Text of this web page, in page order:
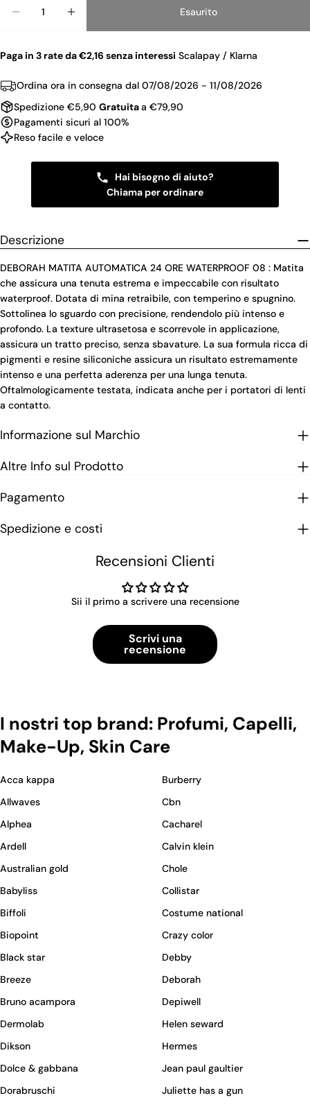
Esaurito
Paga in 3 rate da €2,16 senza interessi Scalapay / Klarna
Ordina ora in consegna dal 07/08/2026 - 11/08/2026
Spedizione €5,90 Gratuitaa €79,90
Pagamenti sicuri al 100%
Reso facile e veloce
Hai bisogno di aiuto?
Chiama per ordinare
Descrizione
DEBORAH MATITA AUTOMATICA 24 ORE WATERPROOF 08 : Matita
che assicura una tenuta estrema e impeccabile con risultato
waterproof. Dotata di mina retraibile, con temperino e spugnino.
Sottolinea lo sguardo con precisione, rendendolo più intenso e
profondo. La texture ultrasetosa e scorrevole in applicazione,
assicura un tratto preciso, senza sbavature. La sua formula ricca di
pigmenti e resine siliconiche assicura un risultato estremamente
intenso e una perfetta aderenza per una lunga tenuta.
Oftalmologicamente testata, indicata anche per i portatori di lenti
a contatto.
Informazione sul Marchio
Altre Info sul Prodotto
Pagamento
Spedizione e costi
Recensioni Clienti
Sii il primo a scrivere una recensione
Scrivi una
recensione
I nostri top brand: Profumi, Capelli,
Make-Up, Skin Care
Acca kappa
Allwaves
Alphea
Ardell
Australian gold
Babyliss
Biffoli
Biopoint
Black star
Breeze
Bruno acampora
Burberry
Cbn
Cacharel
Calvin klein
Chole
Collistar
Costume national
Crazy color
Debby
Deborah
Depiwell
Dermolab
Dikson
Dolce & gabbana
Dorabruschi
Helen seward
Hermes
Jean paul gaultier
Juliette has a gun